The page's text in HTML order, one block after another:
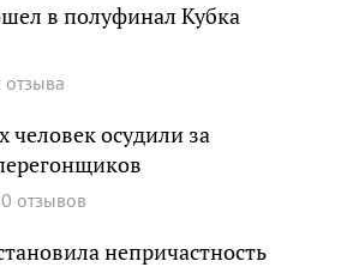
в полуфинал Кубка
отзыва
человек осудили за
отзывов
непричастность